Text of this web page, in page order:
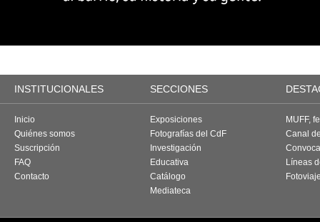
INSTITUCIONALES SECCIONES
Inicio
Quiénes somos
Suscripción
FAQ
Contacto
Exposiciones
Fotografías del CdF
Investigación
Educativa
Catálogo
Mediateca
MUFF,
Canal
Líneas